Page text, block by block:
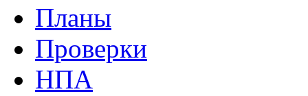
Планы
Проверки
НПА